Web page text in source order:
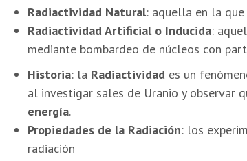
Radiactividad Natural: aquella en la
Radiactividad Artificial o Inducida:
mediante bombardeo de núcleos con
Historia: la Radiactividad es un
al investigar sales de Uranio y observar
energía.
Propiedades de la Radiación: los
radiación